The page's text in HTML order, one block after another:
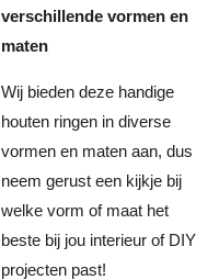
verschillende vormen en
maten
Wij bieden deze handige
houten ringen in diverse
vormen en maten aan, dus
neem gerust een kijkje bij
welke vorm of maat het
beste bij jou interieur of DIY
projecten past!